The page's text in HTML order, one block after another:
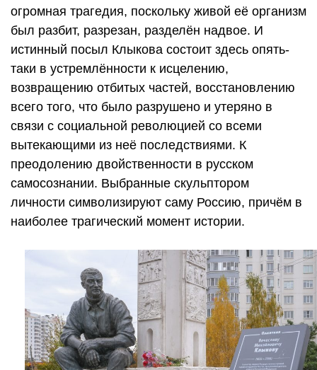
огромная трагедия, поскольку живой её организм
был разбит, разрезан, разделён надвое. И
истинный посыл Клыкова состоит здесь опять-
таки в устремлённости к исцелению,
возвращению отбитых частей, восстановлению
всего того, что было разрушено и утеряно в
связи с социальной революцией со всеми
вытекающими из неё последствиями. К
преодолению двойственности в русском
самосознании. Выбранные скульптором
личности символизируют саму Россию, причём в
наиболее трагический момент истории.